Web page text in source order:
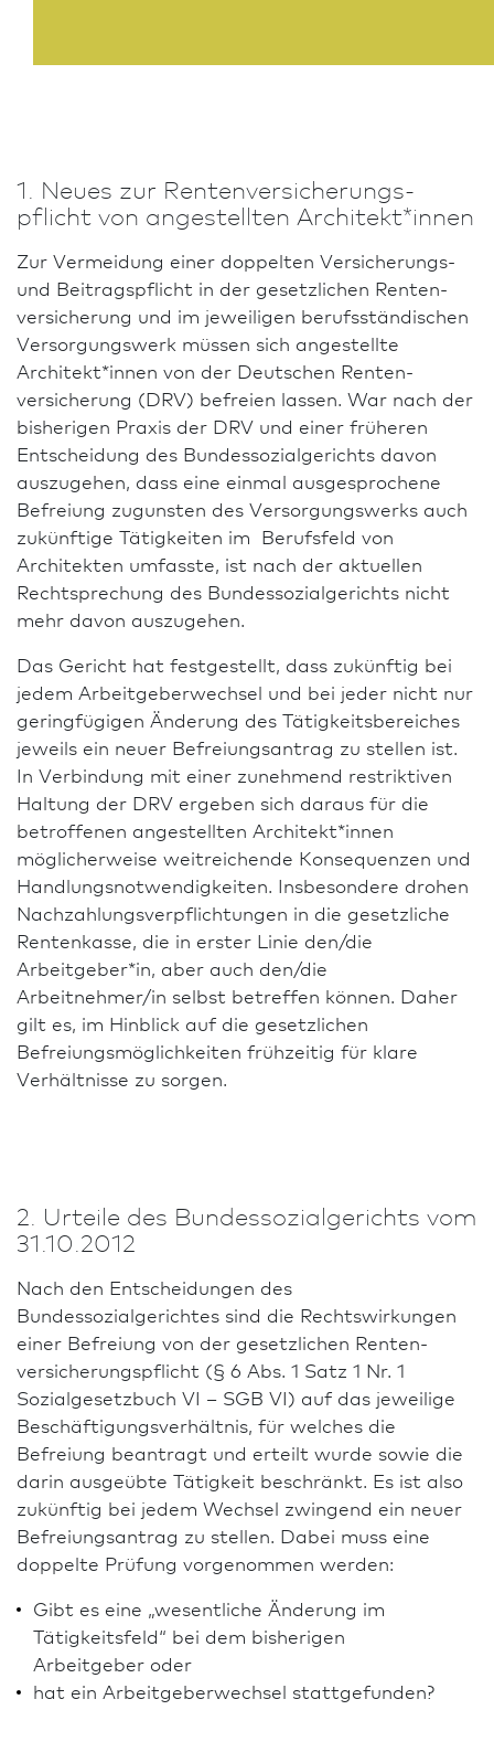
1. Neues zur Renten­versicherungs­
pflicht von angestellten Architekt*innen
Zur Vermeidung einer doppelten Versicherungs-
und Beitragspflicht in der gesetzlichen Renten­
versicherung und im jeweiligen berufs­ständischen
Versorgungswerk müssen sich angestellte
Architekt*innen von der Deutschen Renten­
versicherung (DRV) befreien lassen. War nach der
bisherigen Praxis der DRV und einer früheren
Entscheidung des Bundessozialgerichts davon
auszugehen, dass eine einmal ausgesprochene
Befreiung zugunsten des Versorgungswerks auch
zukünftige Tätigkeiten im Berufsfeld von
Architekten umfasste, ist nach der aktuellen
Rechtsprechung des Bundessozialgerichts nicht
mehr davon auszugehen.
Das Gericht hat festgestellt, dass zukünftig bei
jedem Arbeitgeberwechsel und bei jeder nicht nur
geringfügigen Änderung des Tätigkeitsbereiches
jeweils ein neuer Befreiungs­antrag zu stellen ist.
In Verbindung mit einer zunehmend restriktiven
Haltung der DRV ergeben sich daraus für die
betroffenen angestellten Architekt*innen
möglicherweise weitreichende Konsequenzen und
Handlungsnotwendigkeiten. Insbesondere drohen
Nachzahlungsverpflichtungen in die gesetzliche
Rentenkasse, die in erster Linie den/die
Arbeitgeber*in, aber auch den/die
Arbeitnehmer/in selbst betreffen können. Daher
gilt es, im Hinblick auf die gesetzlichen
Befreiungsmöglichkeiten frühzeitig für klare
Verhältnisse zu sorgen.
2. Urteile des Bundessozialgerichts vom
31.10.2012
Nach den Entscheidungen des
Bundessozialgerichtes sind die Rechtswirkungen
einer Befreiung von der gesetzlichen Renten­
versicherungs­pflicht (§ 6 Abs. 1 Satz 1 Nr. 1
Sozialgesetzbuch VI – SGB VI) auf das jeweilige
Beschäftigungsverhältnis, für welches die
Befreiung beantragt und erteilt wurde sowie die
darin ausgeübte Tätigkeit beschränkt. Es ist also
zukünftig bei jedem Wechsel zwingend ein neuer
Befreiungs­antrag zu stellen. Dabei muss eine
doppelte Prüfung vorgenommen werden:
Gibt es eine „wesentliche Änderung im
Tätigkeitsfeld“ bei dem bisherigen
Arbeitgeber oder
hat ein Arbeitgeberwechsel stattgefunden?